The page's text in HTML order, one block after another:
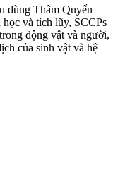
dùng Thâm Quyến
học và tích lũy, SCCPs
động vật và người,
của sinh vật và hệ